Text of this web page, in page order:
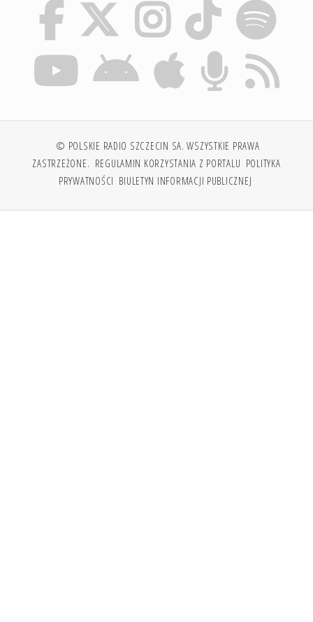
© POLSKIE RADIO SZCZECIN SA. WSZYSTKIE PRAWA
ZASTRZEŻONE. REGULAMIN KORZYSTANIA Z PORTALU POLITYKA
PRYWATNOŚCI BIULETYN INFORMACJI PUBLICZNEJ